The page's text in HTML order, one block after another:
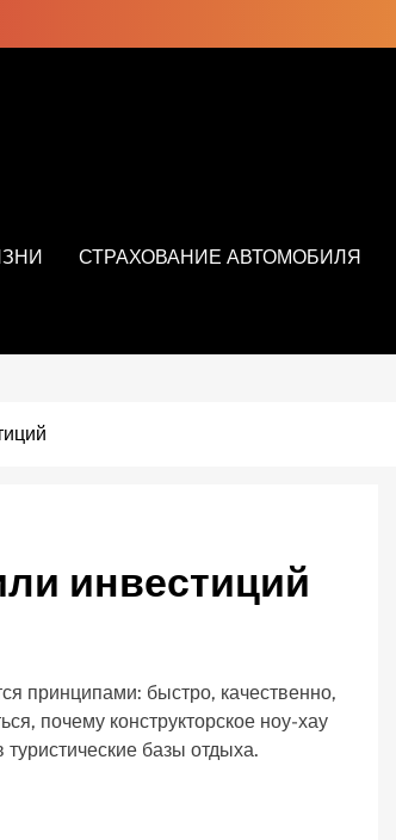
СТРАХОВАНИЕ АВТОМОБИЛЯ
инвестиций
принципами: быстро, качественно,
почему конструкторское ноу-хау
базы отдыха.